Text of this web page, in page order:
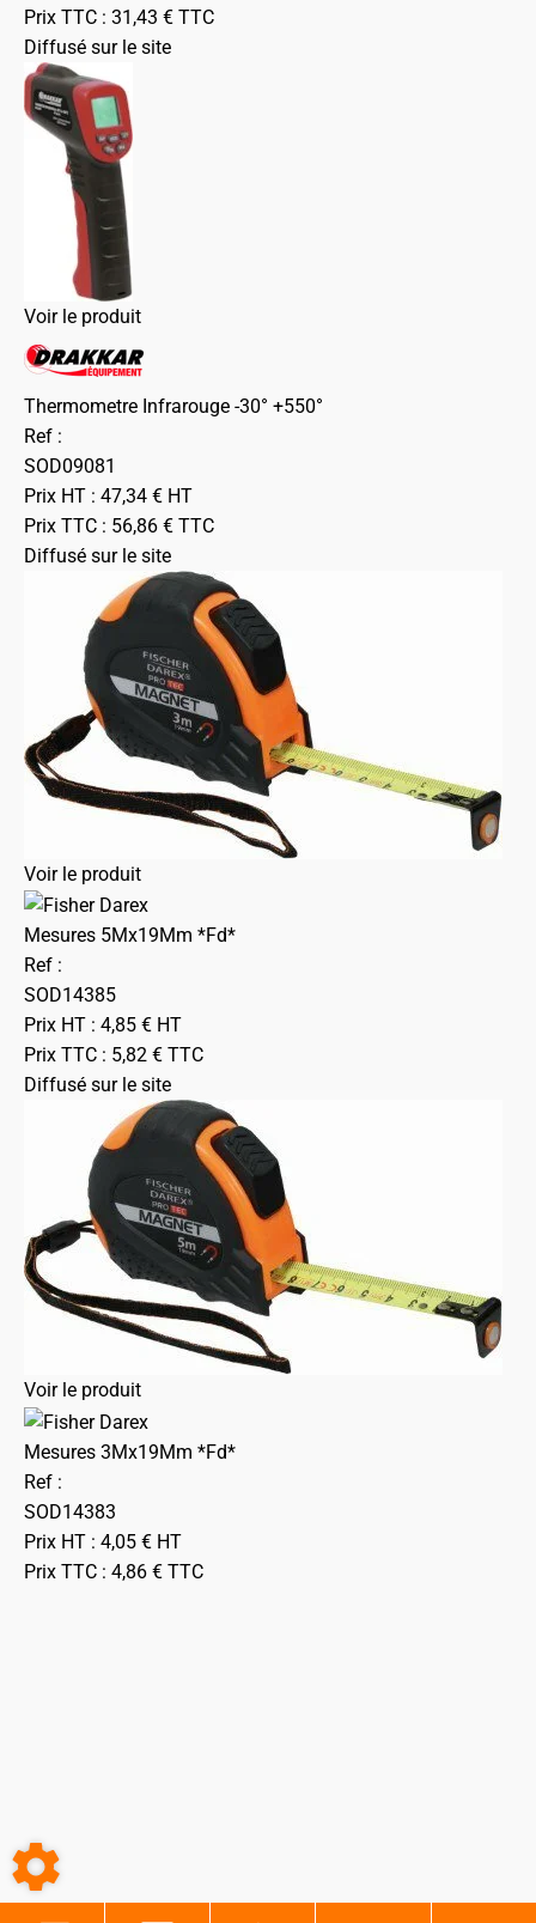
Prix TTC : 31,43 € TTC
Diffusé sur le site
Voir le produit
Thermometre Infrarouge -30° +550°
Ref :
SOD09081
Prix HT : 47,34 € HT
Prix TTC : 56,86 € TTC
Diffusé sur le site
Voir le produit
Mesures 5Mx19Mm *Fd*
Ref :
SOD14385
Prix HT : 4,85 € HT
Prix TTC : 5,82 € TTC
Diffusé sur le site
Voir le produit
Mesures 3Mx19Mm *Fd*
Ref :
SOD14383
Prix HT : 4,05 € HT
Prix TTC : 4,86 € TTC